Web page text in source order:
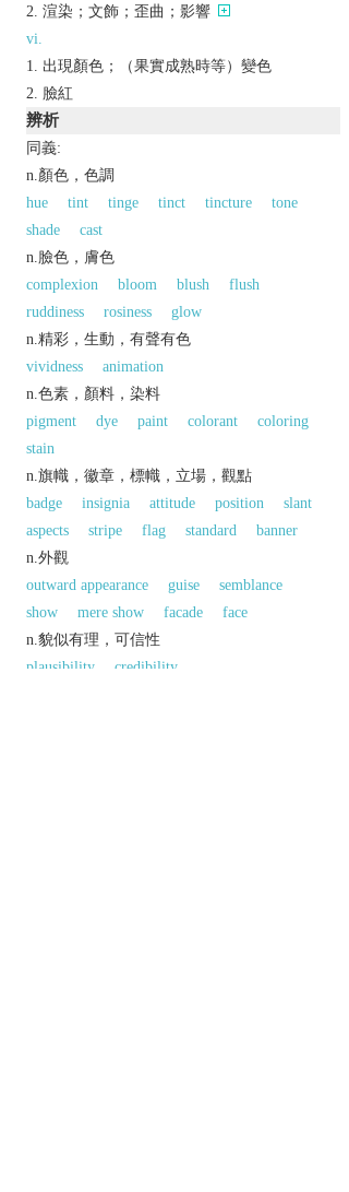
渲染；文飾；歪曲；影響
vi.
出現顏色；（果實成熟時等）變色
臉紅
辨析
同義:
n.顏色，色調
hue
tint tinge tinct tincture
tone
shade
cast
n.臉色，膚色
complexion
bloom blush
flush
ruddiness
rosiness
glow
n.精彩，生動，有聲有色
vividness
animation
n.色素，顏料，染料
pigment
dye paint colorant
coloring
stain
n.旗幟，徽章，標幟，立場，觀點
badge
insignia attitude position
slant
aspects
stripe flag standard
banner
n.外觀
outward appearance
guise
semblance
show
mere show facade
face
n.貌似有理，可信性
plausibility
credibility